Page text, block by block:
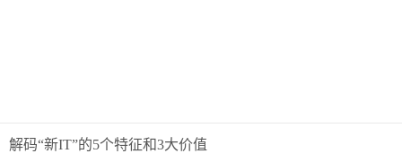
解码“新IT”的5个特征和3大价值